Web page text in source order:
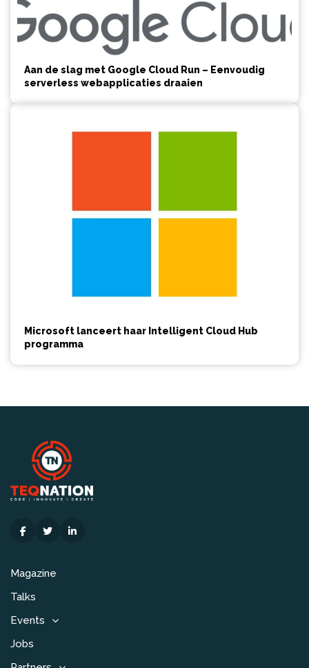
Aan de slag met Google Cloud Run – Eenvoudig
serverless webapplicaties draaien
Microsoft lanceert haar Intelligent Cloud Hub
programma
Magazine
Talks
Events
Jobs